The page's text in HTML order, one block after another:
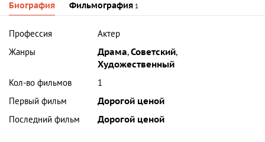
Биография Фильмография 1
Профессия
Актер
Жанры
Драма,Советский,
Художественный
Кол-во фильмов
1
Первый фильм
Дорогой ценой
Последний фильм
Дорогой ценой